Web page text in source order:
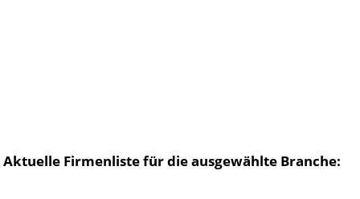
Aktuelle Firmenliste für die ausgewählte Branche: